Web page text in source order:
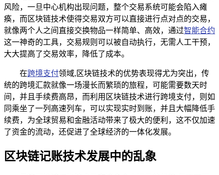
风险，一旦中心机构出现问题，整个交易系统可能会陷入瘫
痪，而区块链技术使得交易双方可以直接进行点对点的交易，
就像两个人之间直接交换物品一样简单、高效，通过智能合约
这一神奇的工具，交易规则可以被自动执行，无需人工干预，
大大提高了交易效率，降低了成本。
在跨境支付领域,区块链技术的优势表现得尤为突出，传
统的跨境汇款就像一场漫长而繁琐的旅程，可能需要数天时
间，并且手续费高昂，而利用区块链技术进行跨境支付，则如
同乘坐了一列高速列车，可以实现实时到账，并且大幅降低手
续费，为全球贸易和金融活动带来了极大的便利，这不仅加速
了资金的流动，还促进了全球经济的一体化发展。
区块链记账技术发展中的乱象